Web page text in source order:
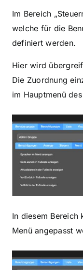
Im Bereich
welche für die
definiert werden.
Hier wird
Die Zuordnung
im Hauptmenü
In diesem Bereich
Menü angepasst